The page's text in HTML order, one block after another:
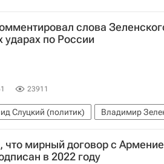
слова
ударах по России
23911
Слуцкий (политик) Владимир
ООН
Украина
что мирный договор с
в 2022 году